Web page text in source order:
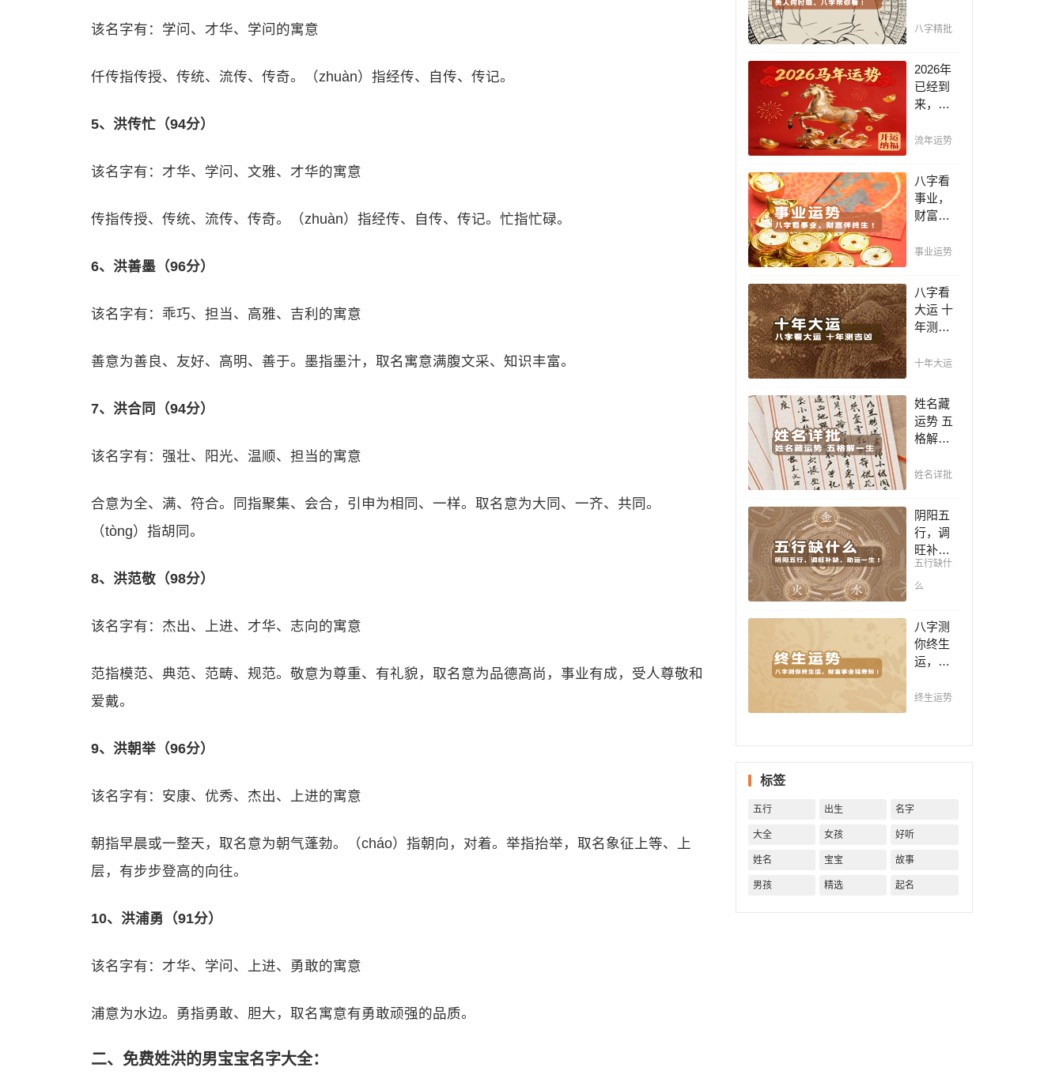
该名字有：学问、才华、学问的寓意
仟传指传授、传统、流传、传奇。（zhuàn）指经传、自传、传记。
5、洪传忙（94分）
该名字有：才华、学问、文雅、才华的寓意
传指传授、传统、流传、传奇。（zhuàn）指经传、自传、传记。忙指忙碌。
6、洪善墨（96分）
该名字有：乖巧、担当、高雅、吉利的寓意
善意为善良、友好、高明、善于。墨指墨汁，取名寓意满腹文采、知识丰富。
7、洪合同（94分）
该名字有：强壮、阳光、温顺、担当的寓意
合意为全、满、符合。同指聚集、会合，引申为相同、一样。取名意为大同、一齐、共同。
（tòng）指胡同。
8、洪范敬（98分）
该名字有：杰出、上进、才华、志向的寓意
范指模范、典范、范畴、规范。敬意为尊重、有礼貌，取名意为品德高尚，事业有成，受人尊敬和
爱戴。
9、洪朝举（96分）
该名字有：安康、优秀、杰出、上进的寓意
朝指早晨或一整天，取名意为朝气蓬勃。（cháo）指朝向，对着。举指抬举，取名象征上等、上
层，有步步登高的向往。
10、洪浦勇（91分）
该名字有：才华、学问、上进、勇敢的寓意
浦意为水边。勇指勇敢、胆大，取名寓意有勇敢顽强的品质。
二、免费姓洪的男宝宝名字大全：
平阴阳
福，八
字精批
批出一
生好命
八字精批
2026年
已经到
来，如
把握先
吉避
凶，不
走弯
路，点
查看！
流年运势
八字看
事业，
财富伴
哪日出
最有财
官之
命，十
之八九
或富
读您的
事业天
赋，扭
不利困
事业运势
八字看
大运 十
年测吉
年一运
凶，未
来命运
全知
晓。
十年大运
姓名藏
运势 五
格解一
名判断
吉凶，
你的名
字真的
适合你
姓名详批
阴阳五
行，调
旺补
缺，助
运一
晓五
行，把
控起伏
波澜，
缺，助
五行缺什
么
八字测
你终生
运，财
福寿
富贵！
终生运势
标签
五行 出生 名字
大全 女孩 好听
姓名 宝宝 故事
男孩 精选 起名